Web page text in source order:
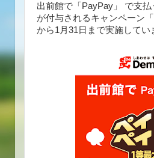
出前館で「PayPay」 で支
が付与されるキャンペーン
から1月31日まで実施してい